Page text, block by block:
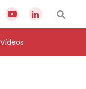
Vídeos